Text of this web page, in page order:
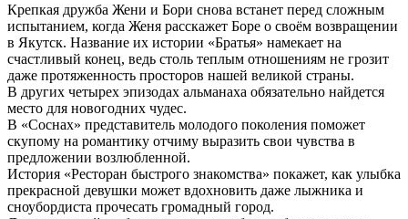
Крепкая дружба Жени и Бори снова встанет перед сложным
испытанием, когда Женя расскажет Боре о своём возвращении
в Якутск. Название их истории «Братья» намекает на
счастливый конец, ведь столь теплым отношениям не грозит
даже протяженность просторов нашей великой страны.
В других четырех эпизодах альманаха обязательно найдется
место для новогодних чудес.
В «Соснах» представитель молодого поколения поможет
скупому на романтику отчиму выразить свои чувства в
предложении возлюбленной.
История «Ресторан быстрого знакомства» покажет, как улыбка
прекрасной девушки может вдохновить даже лыжника и
сноубордиста прочесать громадный город.